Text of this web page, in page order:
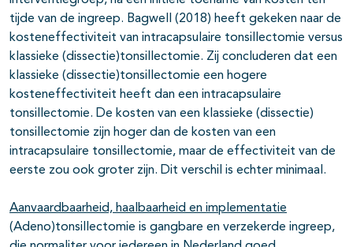
tijde van de ingreep. Bagwell (2018) heeft gekeken naar de
kosteneffectiviteit van intracapsulaire tonsillectomie versus
klassieke (dissectie)tonsillectomie. Zij concluderen dat een
klassieke (dissectie)tonsillectomie een hogere
kosteneffectiviteit heeft dan een intracapsulaire
tonsillectomie. De kosten van een klassieke (dissectie)
tonsillectomie zijn hoger dan de kosten van een
intracapsulaire tonsillectomie, maar de effectiviteit van de
eerste zou ook groter zijn. Dit verschil is echter minimaal.
Aanvaardbaarheid, haalbaarheid en implementatie
(Adeno)tonsillectomie is gangbare en verzekerde ingreep,